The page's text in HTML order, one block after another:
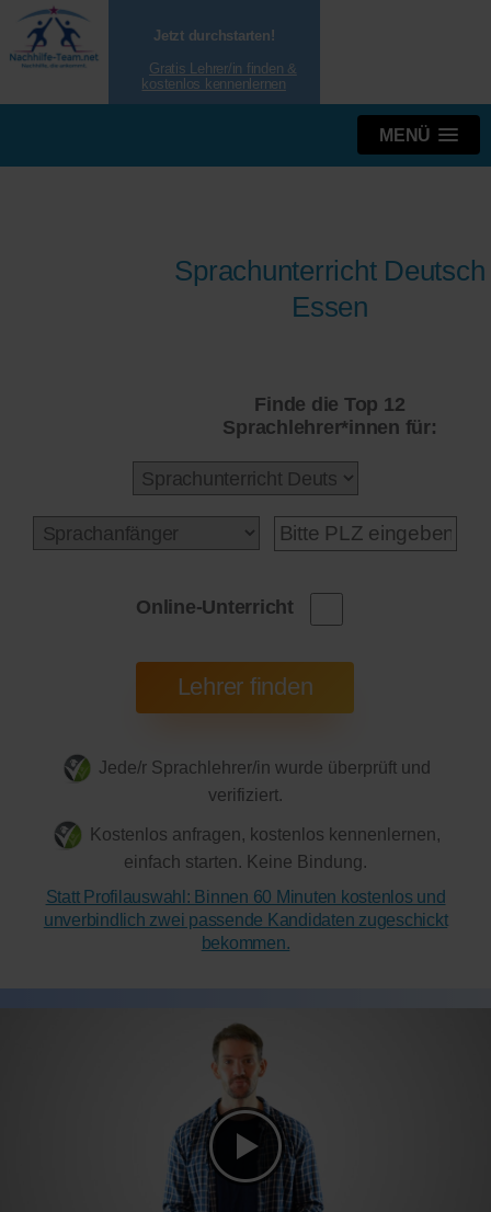
Jetzt durchstarten!
Gratis Lehrer/in finden &
kostenlos kennenlernen
MENÜ
Sprachunterricht Deutsch
Essen
Finde die Top 12
Sprachlehrer*innen für:
Online-Unterricht
Jede/r Sprachlehrer/in wurde überprüft und
verifiziert.
Kostenlos anfragen, kostenlos kennenlernen,
einfach starten. Keine Bindung.
Statt Profilauswahl: Binnen 60 Minuten kostenlos und
unverbindlich zwei passende Kandidaten zugeschickt
bekommen.